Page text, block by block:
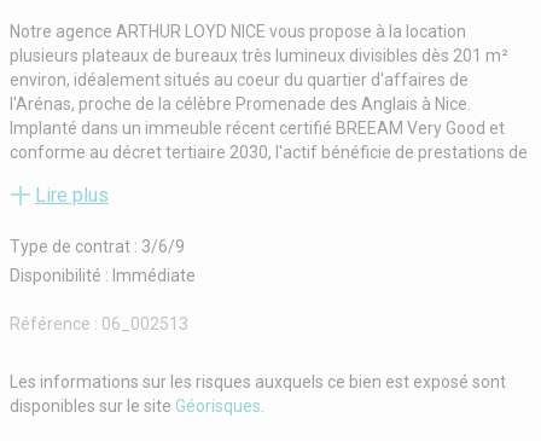
Notre agence ARTHUR LOYD NICE vous propose à la location
plusieurs plateaux de bureaux très lumineux divisibles dès 201 m²
environ, idéalement situés au coeur du quartier d'affaires de
l'Arénas, proche de la célèbre Promenade des Anglais à Nice.
Implanté dans un immeuble récent certifié BREEAM Very Good et
conforme au décret tertiaire 2030, l'actif bénéficie de prestations de
stationnement en sous-sol et d'un environnement professionnel
Située en façade maritime, la zone de l'Arénas constitue le principal
pôle tertiaire de Nice Ouest, à proximité immédiate de l'Aéroport
dans le projet d'aménagement de l'Éco-Vallée, renforçant son
rapide côtière, gare Nice-Saint-Augustin à quelques minutes à pied,
aéroport à proximité immédiate, ainsi que de nombreuses lignes de
Lire plus
Type de contrat : 3/6/9
Disponibilité : Immédiate
Référence : 06_002513
Les informations sur les risques auxquels ce bien est exposé sont
disponibles sur le site Géorisques.